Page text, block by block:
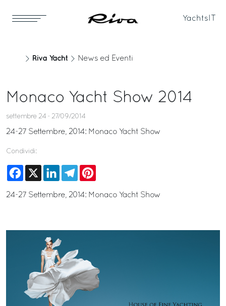
Yachts
Riva Yacht News ed Eventi
Monaco Yacht Show 2014
settembre 24 - 27/09/2014
24-27 Settembre, 2014: Monaco Yacht Show
Condividi:
Facebook
X LinkedInTelegram
24-27 Settembre, 2014: Monaco Yacht Show